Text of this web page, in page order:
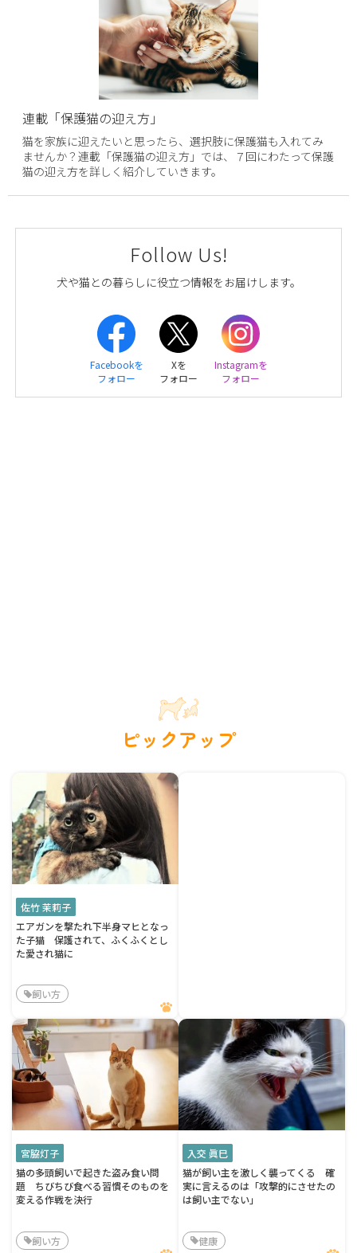
連載「保護猫の迎え方」
猫を家族に迎えたいと思ったら、選択肢に保護猫も入れてみ
ませんか？連載「保護猫の迎え方」では、７回にわたって保護
猫の迎え方を詳しく紹介していきます。
Follow Us!
犬や猫との暮らしに役立つ情報をお届けします。
Facebookを
フォロー
Xを
フォロー
Instagramを
フォロー
ピックアップ
佐竹 茉莉子
エアガンを撃たれ下半身マヒとなっ
た子猫 保護されて、ふくふくとし
た愛され猫に
飼い方
宮脇灯子
猫の多頭飼いで起きた盗み食い問
題 ちびちび食べる習慣そのものを
変える作戦を決行
飼い方
入交 眞巳
猫が飼い主を激しく襲ってくる 確
実に言えるのは「攻撃的にさせたの
は飼い主でない」
健康